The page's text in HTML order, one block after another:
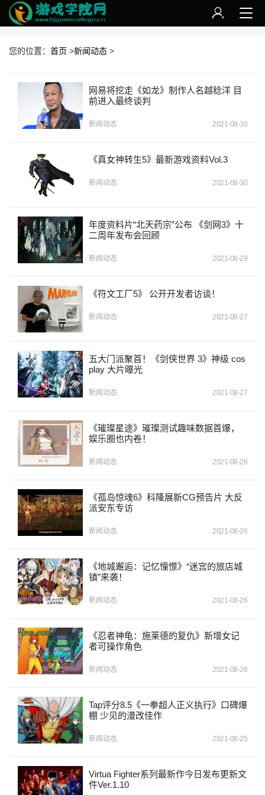
您的位置： 首页 >新闻动态 >
网易将挖走《如龙》制作人名越稔洋 目
前进入最终谈判
新闻动态 2021-08-30
《真女神转生5》最新游戏资料Vol.3
新闻动态 2021-08-30
年度资料片“北天药宗”公布 《剑网3》十
二周年发布会回顾
新闻动态 2021-08-29
《符文工厂5》 公开开发者访谈！
新闻动态 2021-08-27
五大门派聚首！《剑侠世界 3》神级 cos
play 大片曝光
新闻动态 2021-08-27
《璀璨星途》璀璨测试趣味数据首爆，
娱乐圈也内卷！
新闻动态 2021-08-26
《孤岛惊魂6》科隆展新CG预告片 大反
派安东专访
新闻动态 2021-08-26
《地城邂逅：记忆憧憬》“迷宫的旅店城
镇”来袭！
新闻动态 2021-08-26
《忍者神龟：施莱德的复仇》新增女记
者可操作角色
新闻动态 2021-08-26
Tap评分8.5《一拳超人正义执行》口碑爆
棚 少见的漫改佳作
新闻动态 2021-08-25
Virtua Fighter系列最新作今日发布更新文
件Ver.1.10